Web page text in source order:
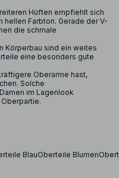
Hüften empfiehlt sich
hellen Farbton. Gerade der V-
die schmale
Körperbau sind ein weites
eine besonders gute
Oberarme hast,
Solche
im Lagenlook
BlauOberteile Blumen